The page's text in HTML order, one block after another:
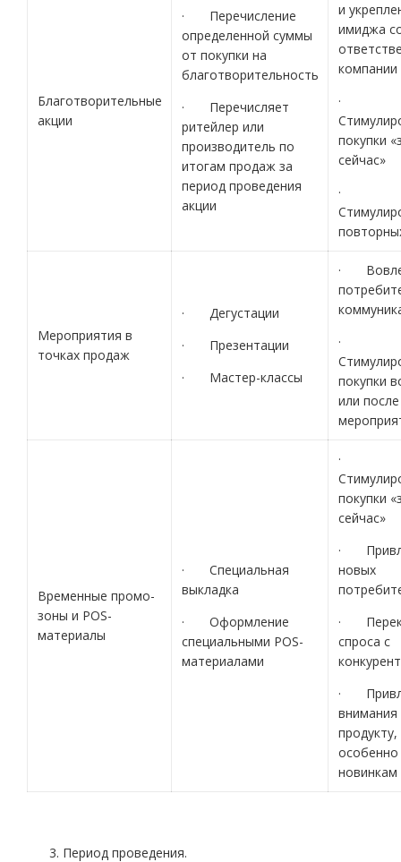
Благотворительные
акции
· Перечисление
определенной суммы
от покупки на
благотворительность
· Перечисляет
ритейлер или
производитель по
итогам продаж за
период проведения
акции
и
имиджа
компании
·
покупки
сейчас»
·
Мероприятия в
точках продаж
· Дегустации
· Презентации
· Мастер-классы
·
·
покупки
или после
Временные промо-
зоны и POS-
материалы
· Специальная
выкладка
· Оформление
специальными POS-
материалами
·
покупки
сейчас»
·
новых
·
спроса с
·
внимания
продукту,
особенно
новинкам
Период проведения.